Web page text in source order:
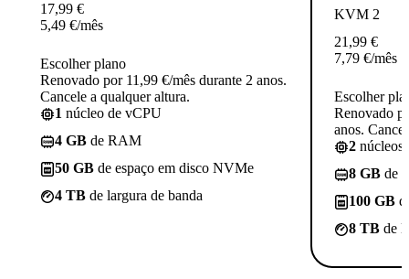
17,99 €
5,49 €/mês
Escolher plano
Renovado por 11,99 €/mês durante 2 anos.
Cancele a qualquer altura.
1 núcleo de vCPU
4 GB de RAM
50 GB de espaço em disco NVMe
4 TB de largura de banda
KVM 2
21,99 €
7,79 €/mês
Escolher
Renovado
anos.
2 núcleos
8 GB de
100 GB
8 TB de